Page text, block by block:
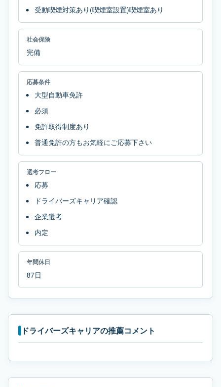
受動喫煙対策あり(喫煙室設置)喫煙室あり
社会保険
完備
応募条件
大型自動車免許
必須
免許取得制度あり
普通免許の方もお気軽にご応募下さい
選考フロー
応募
ドライバーズキャリア確認
企業選考
内定
年間休日
87日
ドライバーズキャリアの推薦コメント